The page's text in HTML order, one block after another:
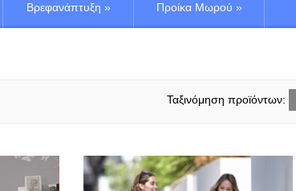
Βρεφανάπτυξη » Προίκα Μωρού »
Ταξινόμηση προϊόντων: